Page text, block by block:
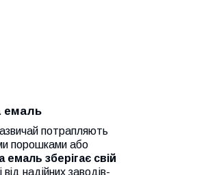
емаль
потрапляють
порошками або
емаль зберігає свій
надійних заводів-